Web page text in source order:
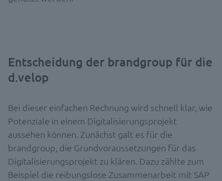
Entscheidung der brandgroup für die
d.velop
Bei dieser einfachen Rechnung wird schnell klar, wie
Potenziale in einem Digitalisierungsprojekt
aussehen können. Zunächst galt es für die
brandgroup, die Grundvoraussetzungen für das
Digitalisierungsprojekt zu klären. Dazu zählte zum
Beispiel die reibungslose Zusammenarbeit mit SAP